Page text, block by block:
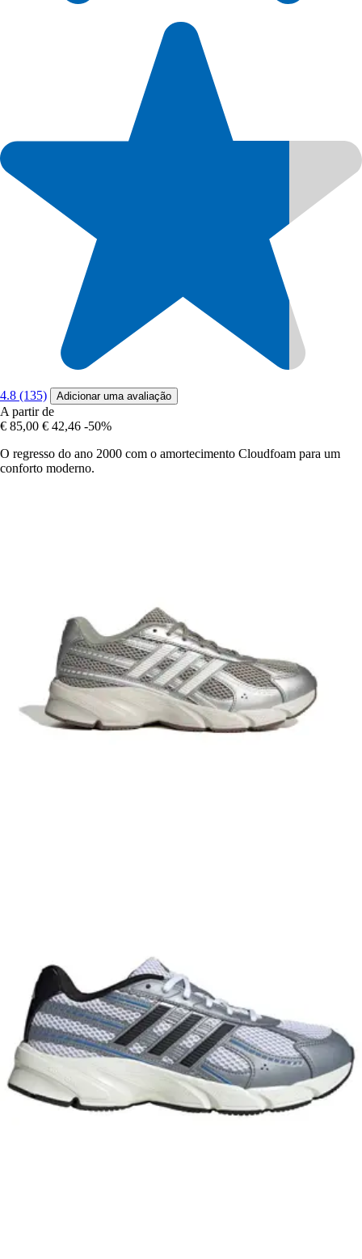
4.8 (135) Adicionar uma avaliação
A partir de
€ 85,00 € 42,46 -50%
O regresso do ano 2000 com o amortecimento Cloudfoam para um
conforto moderno.